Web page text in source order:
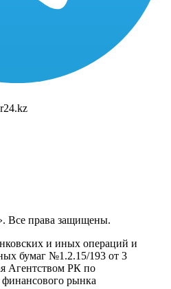
Все права защищены.
и иных операций и
бумаг №1.2.15/193 от 3
Агентством РК по
рынка